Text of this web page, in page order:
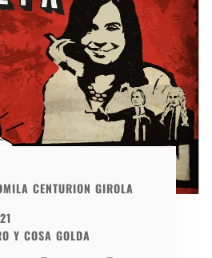
CENTURION GIROLA
Y COSA GOLDA